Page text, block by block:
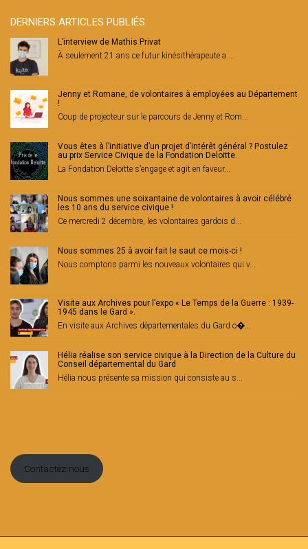
DERNIERS ARTICLES PUBLIÉS
L’interview de Mathis Privat
À seulement 21 ans ce futur kinésithérapeute a ...
Jenny et Romane, de volontaires à employées au Département
!
Coup de projecteur sur le parcours de Jenny et Rom...
Vous êtes à l’initiative d’un projet d’intérêt général ? Postulez
au prix Service Civique de la Fondation Deloitte.
La Fondation Deloitte s’engage et agit en faveur...
Nous sommes une soixantaine de volontaires à avoir célébré
les 10 ans du service civique !
Ce mercredi 2 décembre, les volontaires gardois d...
Nous sommes 25 à avoir fait le saut ce mois-ci !
Nous comptons parmi les nouveaux volontaires qui v...
Visite aux Archives pour l’expo « Le Temps de la Guerre : 1939-
1945 dans le Gard ».
En visite aux Archives départementales du Gard o�...
Hélia réalise son service civique à la Direction de la Culture du
Conseil départemental du Gard
Hélia nous présente sa mission qui consiste au s...
Contactez-nous